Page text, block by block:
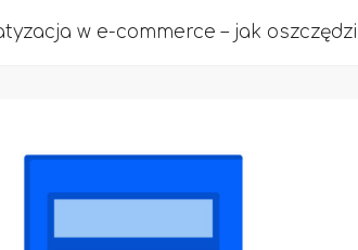
w e-commerce – jak